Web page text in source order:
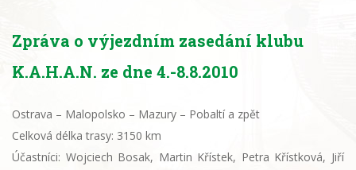
Zpráva o výjezdním zasedání klubu
K.A.H.A.N. ze dne 4.-8.8.2010
Ostrava – Malopolsko – Mazury – Pobaltí a zpět
Celková délka trasy: 3150 km
Účastníci: Wojciech Bosak, Martin Křístek, Petra Křístková, Jiří